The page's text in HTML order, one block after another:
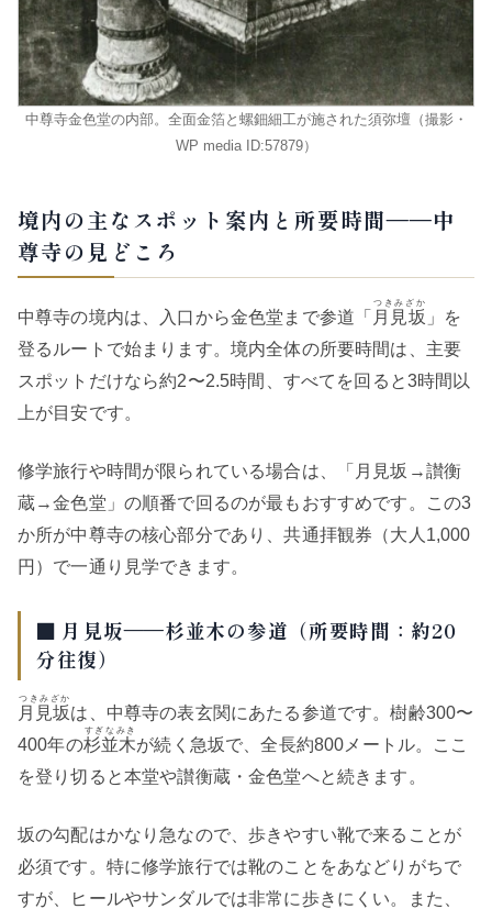
中尊寺金色堂の内部。全面金箔と螺鈿細工が施された須弥壇（撮影・
WP media ID:57879）
境内の主なスポット案内と所要時間——中
尊寺の見どころ
中尊寺の境内は、入口から金色堂まで参道「 月見坂
つきみざか
」を
登るルートで始まります。境内全体の所要時間は、主要
スポットだけなら約2〜2.5時間、すべてを回ると3時間以
上が目安です。
修学旅行や時間が限られている場合は、「月見坂→讃衡
蔵→金色堂」の順番で回るのが最もおすすめです。この3
か所が中尊寺の核心部分であり、共通拝観券（大人1,000
円）で一通り見学できます。
■ 月見坂——杉並木の参道（所要時間：約20
分往復）
月見坂
つきみざか
は、中尊寺の表玄関にあたる参道です。樹齢300〜
400年の杉並木
すぎなみき
が続く急坂で、全長約800メートル。ここ
を登り切ると本堂や讃衡蔵・金色堂へと続きます。
坂の勾配はかなり急なので、歩きやすい靴で来ることが
必須です。特に修学旅行では靴のことをあなどりがちで
すが、ヒールやサンダルでは非常に歩きにくい。また、